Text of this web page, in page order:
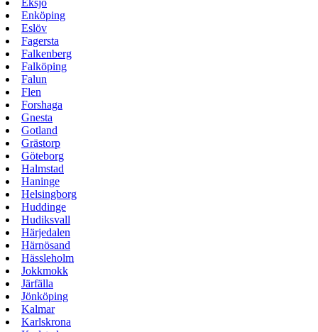
Eksjö
Enköping
Eslöv
Fagersta
Falkenberg
Falköping
Falun
Flen
Forshaga
Gnesta
Gotland
Grästorp
Göteborg
Halmstad
Haninge
Helsingborg
Huddinge
Hudiksvall
Härjedalen
Härnösand
Hässleholm
Jokkmokk
Järfälla
Jönköping
Kalmar
Karlskrona